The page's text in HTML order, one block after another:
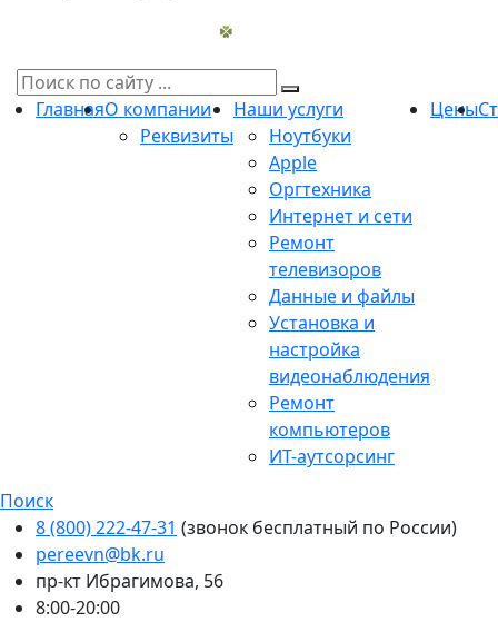
ГлавнаяО компании
Реквизиты
Наши услуги
Ноутбуки
Apple
Оргтехника
Интернет и сети
Ремонт
телевизоров
Данные и файлы
Установка и
настройка
видеонаблюдения
Ремонт
компьютеров
ИТ-аутсорсинг
Цены
Поиск
8 (800) 222-47-31 (звонок бесплатный по России)
pereevn@bk.ru
пр-кт Ибрагимова, 56
8:00-20:00